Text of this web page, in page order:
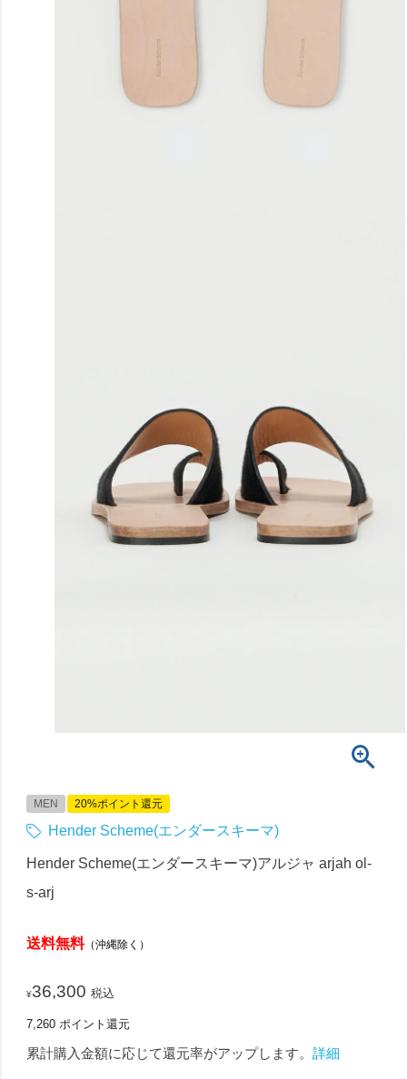
MEN 20%ポイント還元
Hender Scheme(エンダースキーマ)
Hender Scheme(エンダースキーマ)アルジャ arjah ol-
s-arj
送料無料（沖縄除く）
¥36,300 税込
7,260 ポイント還元
累計購入金額に応じて還元率がアップします。詳細